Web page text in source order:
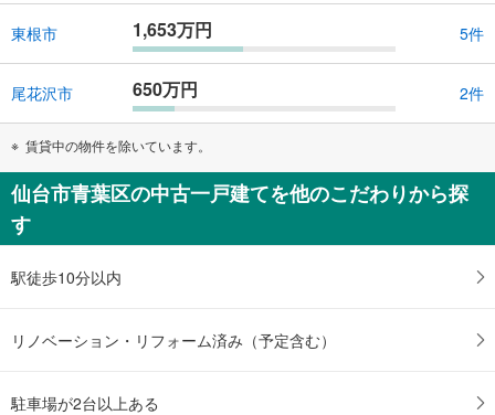
東根市 1,653万円 5件
尾花沢市 650万円 2件
賃貸中の物件を除いています。
仙台市青葉区の中古一戸建てを他のこだわりから探
す
駅徒歩10分以内
リノベーション・リフォーム済み（予定含む）
駐車場が2台以上ある